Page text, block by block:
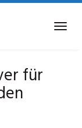
für